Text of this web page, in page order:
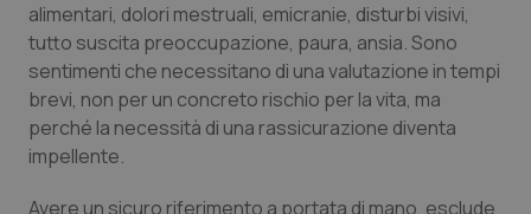
Friuli Venezia Giulia
Lazio
Liguria
Dermatite Atopica
Diabete & glucometri
Disturbi dell’umore
alimentari, dolori mestruali, emicranie, disturbi visivi,
tutto suscita preoccupazione, paura, ansia. Sono
sentimenti che necessitano di una valutazione in tempi
brevi, non per un concreto rischio per la vita, ma
perché la necessità di una rassicurazione diventa
impellente.
Avere un sicuro riferimento a portata di mano, esclude